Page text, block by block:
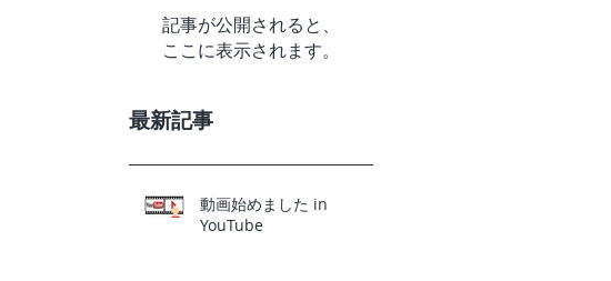
記事が公開されると、
ここに表示されます。
最新記事
動画始めました in
YouTube